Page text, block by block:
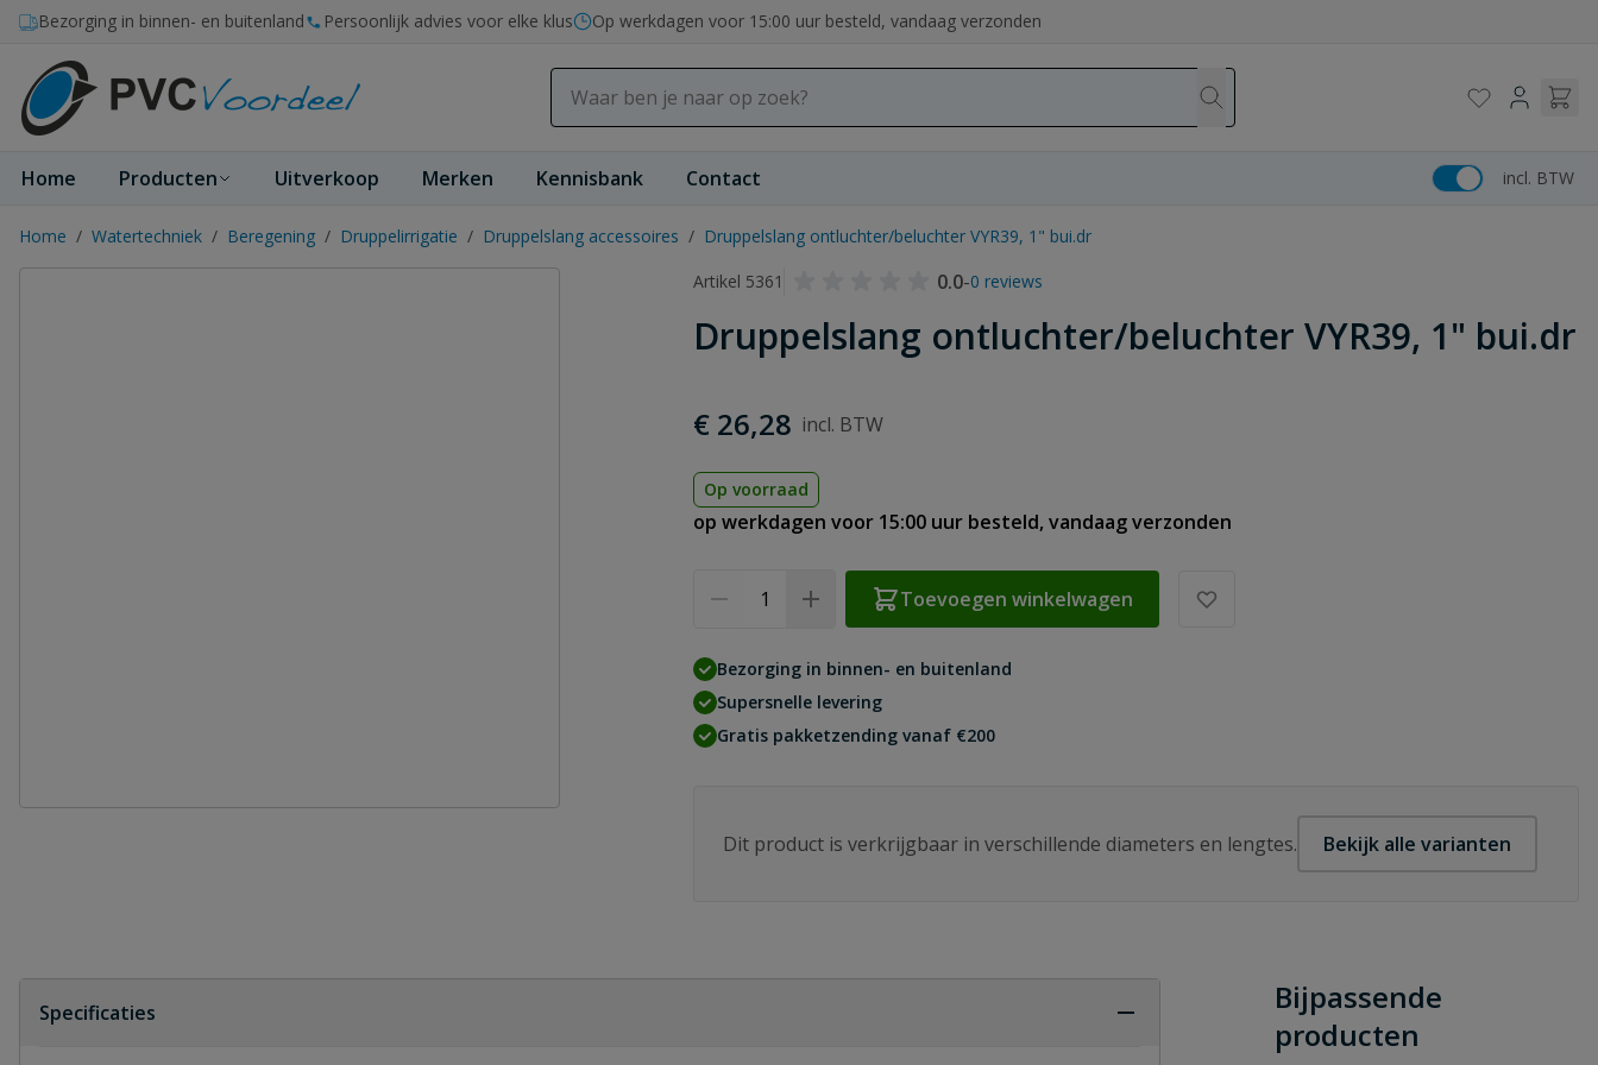
Ga naar de inhoud
Bezorging in binnen- en buitenland Persoonlijk advies voor elke klus Op werkdagen voor 15:00 uur besteld, vandaag verzonden
Home Producten Uitverkoop Merken Kennisbank Contact incl. BTW
Home / Watertechniek / Beregening / Druppelirrigatie / Druppelslang accessoires / Druppelslang ontluchter/beluchter VYR39, 1" bui.dr
Artikel 5361
0.0-0 reviews
Druppelslang ontluchter/beluchter VYR39, 1" bui.dr
€ 26,28
Op voorraad
op werkdagen voor 15:00 uur besteld, vandaag verzonden
Toevoegen winkelwagen
Bezorging in binnen- en buitenland
Supersnelle levering
Gratis pakketzending vanaf €200
Dit product is verkrijgbaar in verschillende diameters en lengtes. Bekijk alle varianten
Specificaties
Bijpassende
producten